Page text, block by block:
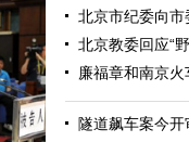
北京市纪委向
北京教委回应“
廉福章和南京
隧道飙车案今